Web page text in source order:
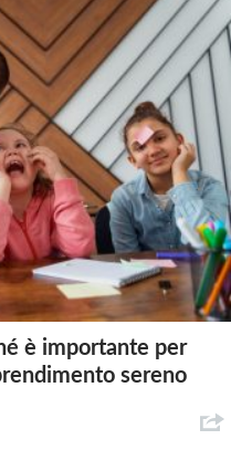
è importante per
sereno